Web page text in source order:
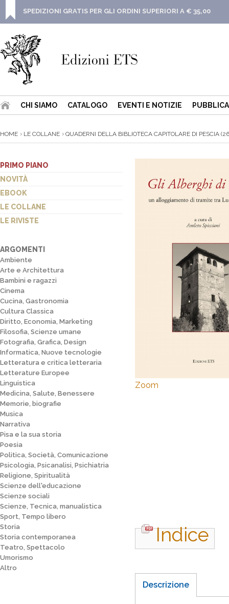
SPEDIZIONI GRATIS PER GLI ORDINI SUPERIORI A € 35,00
CHI SIAMO CATALOGO EVENTI E NOTIZIE
HOME LE COLLANE QUADERNI DELLA BIBLIOTECA CAPITOLARE DI PESCIA
PRIMO PIANO
NOVITÀ
EBOOK
LE COLLANE
LE RIVISTE
ARGOMENTI
Ambiente
Arte e Architettura
Bambini e ragazzi
Cinema
Cucina, Gastronomia
Cultura Classica
Diritto, Economia, Marketing
Filosofia, Scienze umane
Fotografia, Grafica, Design
Informatica, Nuove tecnologie
Letteratura e critica letteraria
Letterature Europee
Linguistica
Medicina, Salute, Benessere
Memorie, biografie
Musica
Narrativa
Pisa e la sua storia
Poesia
Politica, Società, Comunicazione
Psicologia, Psicanalisi, Psichiatria
Religione, Spiritualità
Scienze dell'educazione
Scienze sociali
Scienze, Tecnica, manualistica
Sport, Tempo libero
Storia
Storia contemporanea
Teatro, Spettacolo
Umorismo
Altro
Zoom
Indice
Descrizione